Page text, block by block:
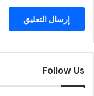
Follow Us